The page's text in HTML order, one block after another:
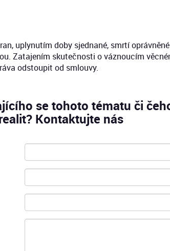
uplynutím doby sjednané, smrtí
Zatajením skutečnosti o váznoucím
odstoupit od smlouvy.
se tohoto tématu či
Kontaktujte nás